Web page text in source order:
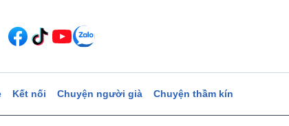
Kết nối Chuyện người già Chuyện thầm kín